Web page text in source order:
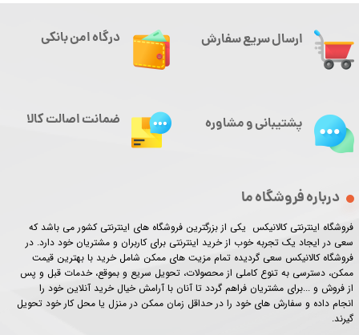
ارسال سریع سفارش
درباره فروشگاه ما
فروشگاه اینترنتی کالانیکس یکی از بزرگترین فروشگاه های اینترنتی کشور می باشد که
سعی در ایجاد یک تجربه خوب از خرید اینترنتی برای کاربران و مشتریان خود دارد. در
فروشگاه کالانیکس سعی گردیده تمام مزیت های ممکن شامل خرید با بهترین قیمت
ممکن، دسترسی به تنوع کاملی از محصولات، تحویل سریع و بموقع، خدمات قبل و پس
از فروش و ...برای مشتریان فراهم گردد تا آنان با آرامش خیال خرید آنلاین خود را
انجام داده و سفارش های خود را در حداقل زمان ممکن در منزل یا محل کار خود تحویل
گیرند.​​​​​​​
درگاه امن بانکی
پشتیبانی و مشاوره ضمانت اصالت کالا